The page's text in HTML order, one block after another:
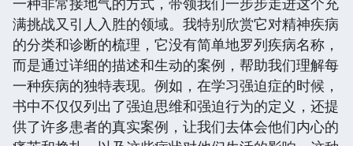
满挑战又引人入胜的领域。我特别欣赏它对精神疾病
的分类和诊断的梳理，它没有简单地罗列疾病名称，
而是通过详细的描述和生动的案例，帮助我们理解每
一种疾病的独特表现。例如，在学习强迫症的时候，
书中不仅仅列出了强迫思维和强迫行为的定义，还提
供了许多患者的真实案例，让我们去体会他们内心的